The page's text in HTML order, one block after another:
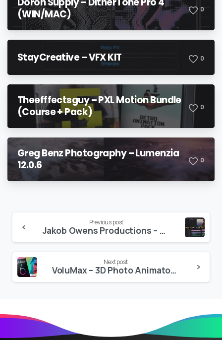
(WIN/MAC)
0
StayCreative – VFX KIT 0
Theefffectsguy – PXL Motion Bundle
(Course + Pack)
0
Greg Benz Photography – Lumenzia
12.0.6
0
Reading
Previous post
Jakob Owens Productions – MASTERCLASS “TRAVEL FILMS” EDIT TUTORIAL! – Premiere Pro Workflow
Next post
VoluMax – 3D Photo Animator V6